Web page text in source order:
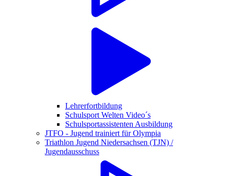
Lehrerfortbildung
Schulsport Welten Video´s
Schulsportassistenten Ausbildung
JTFO - Jugend trainiert für Olympia
Triathlon Jugend Niedersachsen (TJN) /
Jugendausschuss